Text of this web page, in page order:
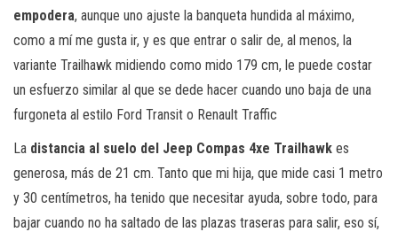
empodera, aunque uno ajuste la banqueta hundida al máximo,
como a mí me gusta ir, y es que entrar o salir de, al menos, la
variante Trailhawk midiendo como mido 179 cm, le puede costar
un esfuerzo similar al que se dede hacer cuando uno baja de una
furgoneta al estilo Ford Transit o Renault Traffic
La distancia al suelo del Jeep Compas 4xe Trailhawk es
generosa, más de 21 cm. Tanto que mi hija, que mide casi 1 metro
y 30 centímetros, ha tenido que necesitar ayuda, sobre todo, para
bajar cuando no ha saltado de las plazas traseras para salir, eso sí,